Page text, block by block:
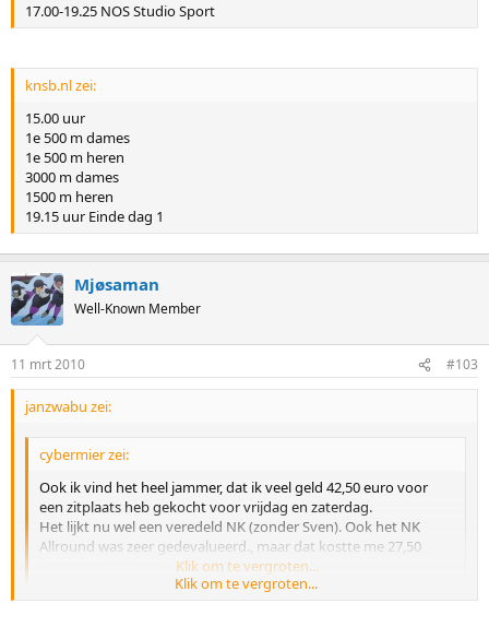
17.00-19.25 NOS Studio Sport
knsb.nl zei:
15.00 uur
1e 500 m dames
1e 500 m heren
3000 m dames
1500 m heren
19.15 uur Einde dag 1
Mjøsaman
Well-Known Member
11 mrt 2010 #103
janzwabu zei:
cybermier zei:
Ook ik vind het heel jammer, dat ik veel geld 42,50 euro voor
een zitplaats heb gekocht voor vrijdag en zaterdag.
Het lijkt nu wel een veredeld NK (zonder Sven). Ook het NK
Allround was zeer gedevalueerd., maar dat kostte me 27,50
Klik om te vergroten...
Klik om te vergroten...